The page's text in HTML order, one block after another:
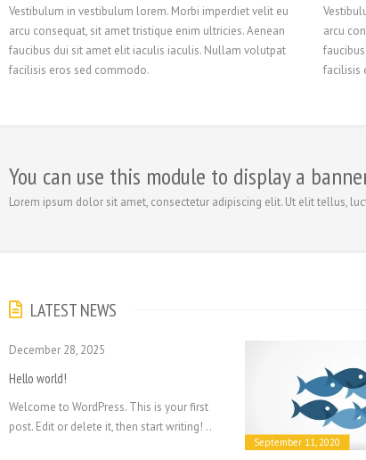
Vestibulum in vestibulum lorem. Morbi imperdiet velit eu
arcu consequat, sit amet tristique enim ultricies. Aenean
faucibus dui sit amet elit iaculis iaculis. Nullam volutpat
facilisis eros sed commodo.
arcu
facilisis
You can use this module to display a
Lorem ipsum dolor sit amet, consectetur adipiscing elit. Ut elit tellus,
LATEST NEWS
December 28, 2025
Hello world!
Welcome to WordPress. This is your first
post. Edit or delete it, then start writing! ..
September 11, 2020